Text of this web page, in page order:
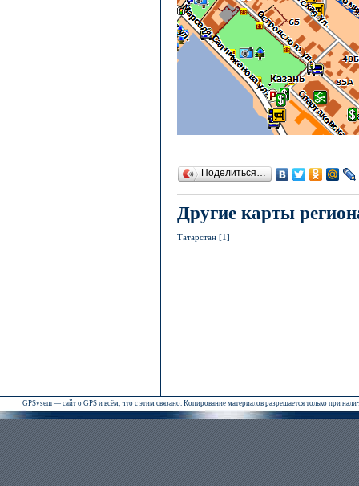
Поделиться…
Другие карты
Татарстан [1]
GPSvsem — сайт о GPS и всём, что с этим связано. Копирование материалов разрешается только при